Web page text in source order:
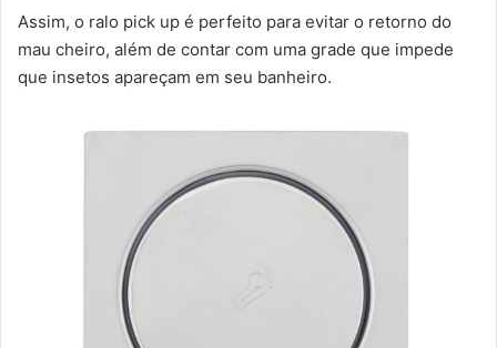
Assim, o ralo pick up é perfeito para evitar o retorno do
mau cheiro, além de contar com uma grade que impede
que insetos apareçam em seu banheiro.